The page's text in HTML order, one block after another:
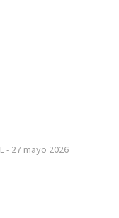
- 27 mayo 2026